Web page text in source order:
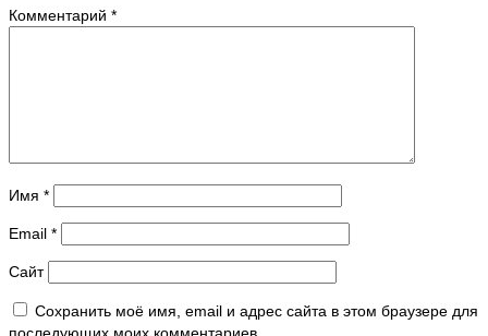
Комментарий *
Имя *
Email *
Сайт
Сохранить моё имя, email и адрес сайта в этом браузере для